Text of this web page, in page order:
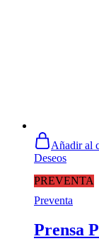
PREVENTA
Añadir al
Deseos
Preventa
Prensa